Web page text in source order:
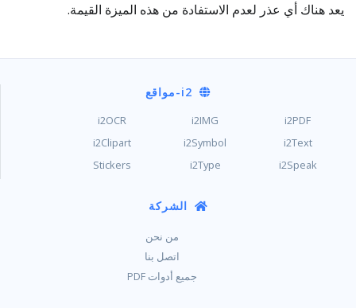
يعد هناك أي عذر لعدم الاستفادة من هذه الميزة القيمة.
i2-مواقع
i2PDF
i2IMG
i2OCR
i2Text
i2Symbol
i2Clipart
i2Speak
i2Type
Stickers
الشركة
من نحن
اتصل بنا
جميع أدوات PDF